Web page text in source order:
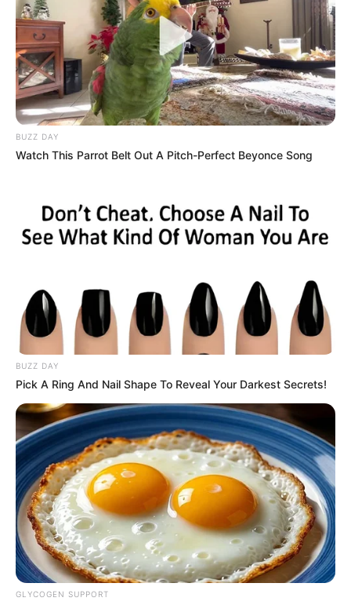
અમારી યુટ્યુબ ચેનલ ને Subscribe કરો
Latest News
અમદાવાદમાં મેયરને જોતા જ 3 દિવસથી પાણીમાં
રહેલા લોકોનો બાટલો ફાટ્યો
2 weeks ago
‘વિદ્યાર્થીઓને મારવાનો આદેશ કોણે આપ્યો, પેલેટ
ગનનો ઉપયોગ કરવાની મંજુરી કોણે આપી? રાહુલ
ગાંધીએ અમિત શાહને પત્ર લખ્યો
BUZZ DAY
Watch This Parrot Belt Out A Pitch-Perfect Beyonce Song
BUZZ DAY
Pick A Ring And Nail Shape To Reveal Your Darkest Secrets!
GLYCOGEN SUPPORT